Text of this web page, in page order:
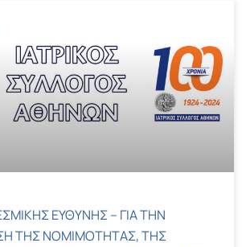
ΕΥΘΥΝΗΣ – ΓΙΑ ΤΗΝ
ΤΗΣ ΝΟΜΙΜΟΤΗΤΑΣ, ΤΗΣ